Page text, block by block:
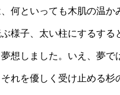
何といっても木肌の温
様子、太い柱にするす
想しました。いえ、夢
れを優しく受け止める